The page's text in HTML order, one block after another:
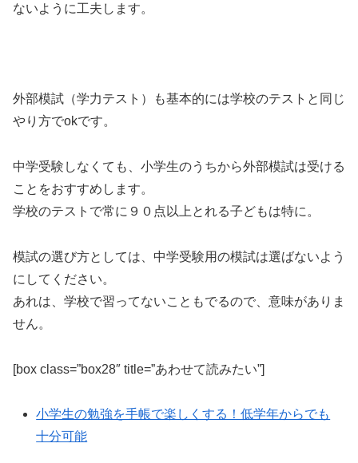
ないように工夫します。
外部模試（学力テスト）も基本的には学校のテストと同じ
やり方でokです。
中学受験しなくても、小学生のうちから外部模試は受ける
ことをおすすめします。
学校のテストで常に９０点以上とれる子どもは特に。
模試の選び方としては、中学受験用の模試は選ばないよう
にしてください。
あれは、学校で習ってないこともでるので、意味がありま
せん。
[box class=”box28″ title=”あわせて読みたい”]
小学生の勉強を手帳で楽しくする！低学年からでも
十分可能